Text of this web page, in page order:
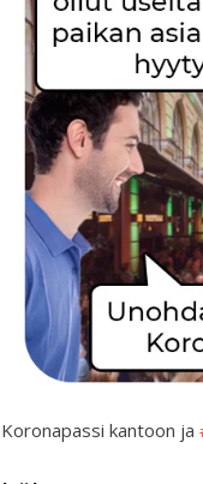
Koronapassi kantoon ja